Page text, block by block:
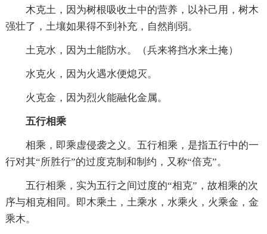
木克土，因为树根吸收土中的营养，以补己用，树木
强壮了，土壤如果得不到补充，自然削弱。
土克水，因为土能防水。（兵来将挡水来土掩）
水克火，因为火遇水便熄灭。
火克金，因为烈火能融化金属。
五行相乘
相乘，即乘虚侵袭之义。五行相乘，是指五行中的一
行对其“所胜行”的过度克制和制约，又称“倍克”。
五行相乘，实为五行之间过度的“相克”，故相乘的次
序与相克相同。即木乘土，土乘水，水乘火，火乘金，金
乘木。